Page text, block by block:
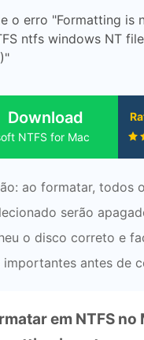
o erro "Formatting is
ntfs windows NT
Download
NTFS for Mac
ao formatar, todos
serão
o disco correto e
importantes antes de
em NTFS no